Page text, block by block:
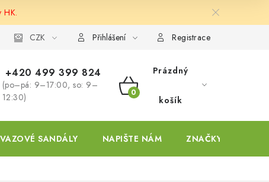
HK.
CZK Přihlášení Registrace
+420 499 399 824
(po–pá: 9–17:00, so: 9–
12:30)
NÁKUPNÍ
KOŠÍK
Prázdný
košík
SANDÁLY NAPIŠTE NÁM ZNAČKY